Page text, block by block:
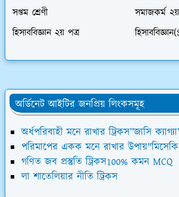
সপ্তম শ্রেণী
সমাজকর্ম
হিসাববিজ্ঞান ২য় পত্র
অর্ডিনেট আইটির জনপ্রিয় লিংকসমূহ
অর্ধপরিবাহী মনে রাখার ট্রিকস”জাসি
পরিমাপের একক মনে রাখার
গণিত জব প্রস্তুতি ট্রিকস100% কমন MCQ
লা শাতেলিয়ার নীতি ট্রিকস